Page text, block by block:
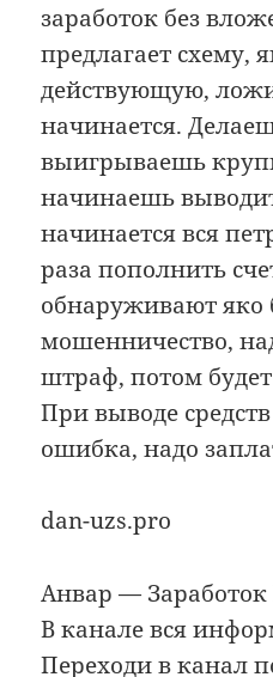
заработок без
предлагает схему,
действующую,
начинается.
выигрываешь
начинаешь
начинается вся
раза пополнить
обнаруживают яко
мошенничество,
штраф, потом
При выводе
ошибка, надо
dan-uzs.pro
Анвар — Заработок
В канале вся
Переходи в канал